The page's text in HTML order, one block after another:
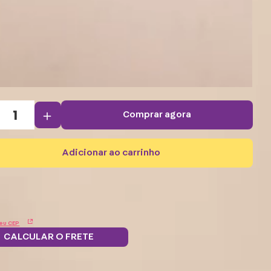
＋ comprar agora
adicionar ao carrinho
CEP
CALCULAR O FRETE